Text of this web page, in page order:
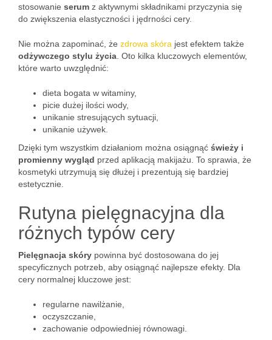
stosowanie serum z aktywnymi składnikami przyczynia się
do zwiększenia elastyczności i jędrności cery.
Nie można zapominać, że zdrowa skóra jest efektem także
odżywczego stylu życia . Oto kilka kluczowych elementów,
które warto uwzględnić:
dieta bogata w witaminy,
picie dużej ilości wody,
unikanie stresujących sytuacji,
unikanie używek.
Dzięki tym wszystkim działaniom można osiągnąć świeży i
promienny wygląd przed aplikacją makijażu. To sprawia, że
kosmetyki utrzymują się dłużej i prezentują się bardziej
estetycznie.
Rutyna pielęgnacyjna dla
różnych typów cery
Pielęgnacja skóry powinna być dostosowana do jej
specyficznych potrzeb, aby osiągnąć najlepsze efekty. Dla
cery normalnej kluczowe jest:
regularne nawilżanie,
oczyszczanie,
zachowanie odpowiedniej równowagi.